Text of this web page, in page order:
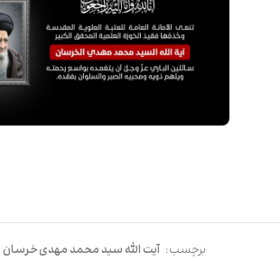
برچسب: آیت الله سید محمد مهدی خرسان